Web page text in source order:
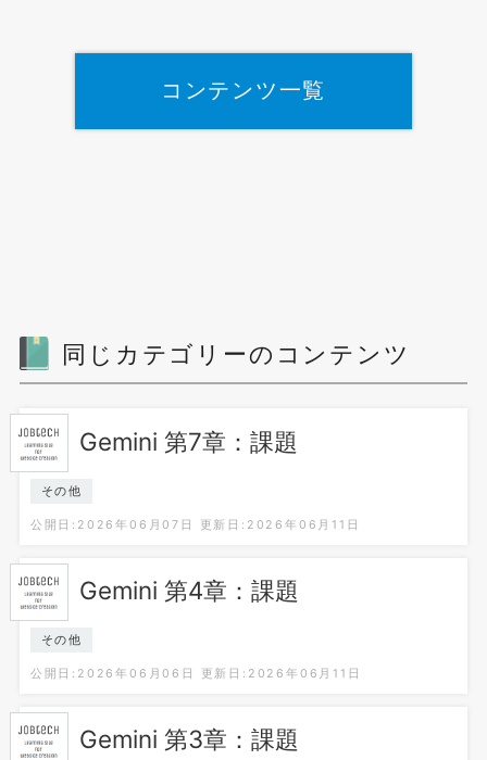
コンテンツ一覧
同じカテゴリーのコンテンツ
Gemini 第7章：課題
その他
公開日:2026年06月07日 更新日:2026年06月11日
Gemini 第4章：課題
その他
公開日:2026年06月06日 更新日:2026年06月11日
Gemini 第3章：課題